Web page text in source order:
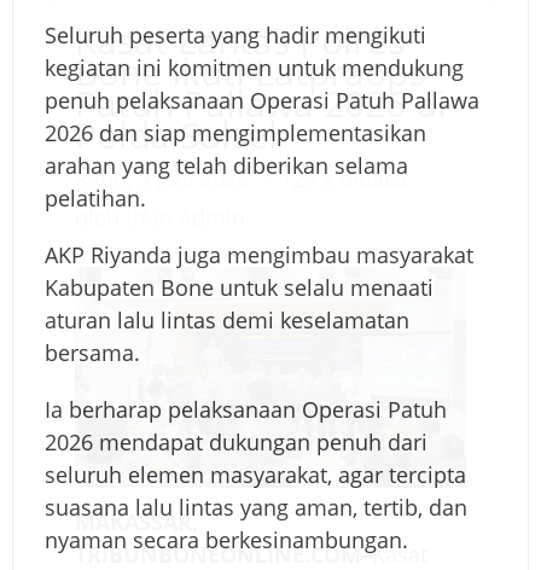
Seluruh peserta yang hadir mengikuti
kegiatan ini komitmen untuk mendukung
penuh pelaksanaan Operasi Patuh Pallawa
2026 dan siap mengimplementasikan
arahan yang telah diberikan selama
pelatihan.
AKP Riyanda juga mengimbau masyarakat
Kabupaten Bone untuk selalu menaati
aturan lalu lintas demi keselamatan
bersama.
Ia berharap pelaksanaan Operasi Patuh
2026 mendapat dukungan penuh dari
seluruh elemen masyarakat, agar tercipta
suasana lalu lintas yang aman, tertib, dan
nyaman secara berkesinambungan.
a
t
L
a
n
a
s
P
o
r
e
s
B
o
Kasat Lantas Polres
Bone Ikuti Latpraops
Patuh Pallawa 2026 di
Polda Sulsel
Rabu, 3 Juni 2026
o
l
e
h
I
r
f
a
n
m
i
n
- 129 x dibaca
MAKASSAR,
TRIBUNBONEONLINE.COM–Kasat